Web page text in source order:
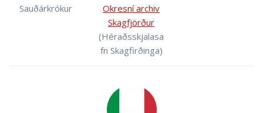
Sauðárkrókur
Okresní archiv
Skagfjörður
(Héraðsskjalasa
fn Skagfirðinga)